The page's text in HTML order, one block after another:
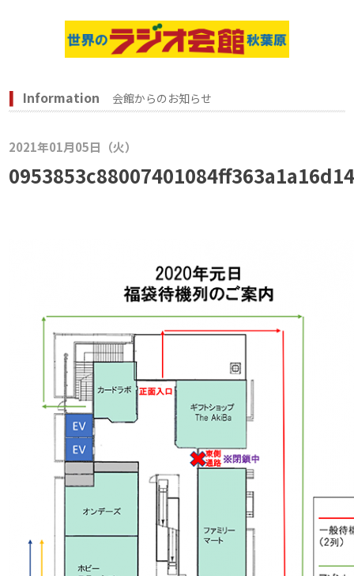
Information 会館からのお知らせ
2021年01月05日（火）